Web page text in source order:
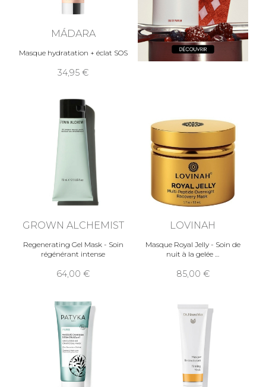
MÁDARA
Masque hydratation + éclat SOS
34,95
GROWN ALCHEMIST
Regenerating Gel Mask - Soin
régénérant intense
64,00
LOVINAH
Masque Royal Jelly - Soin de
nuit à la gelée
85,00